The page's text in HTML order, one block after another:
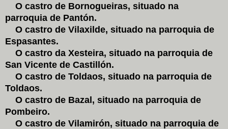
O castro de Bornogueiras, situado na
parroquia de Pantón.
O castro de Vilaxilde, situado na parroquia de
Espasantes.
O castro da Xesteira, situado na parroquia de
San Vicente de Castillón.
O castro de Toldaos, situado na parroquia de
Toldaos.
O castro de Bazal, situado na parroquia de
Pombeiro.
O castro de Vilamirón, situado na parroquia de